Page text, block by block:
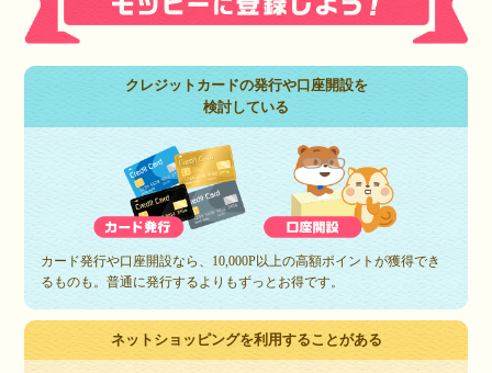
クレジットカードの発行や口座開設を
検討している
カード発行や口座開設なら、10,000P以上の高額ポイントが獲得でき
るものも。普通に発行するよりもずっとお得です。
ネットショッピングを利用することがある